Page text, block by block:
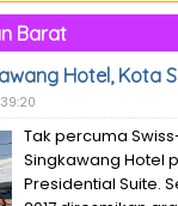
Barat
Hotel, Kota
Tak percuma
Singkawang Hotel
Presidential Suite.